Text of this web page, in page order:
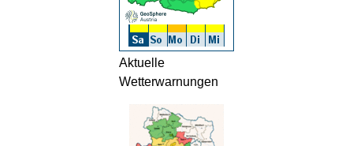
Aktuelle
Wetterwarnungen